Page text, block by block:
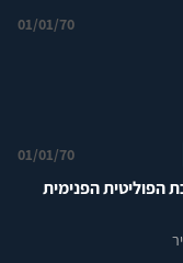
01/01/70
01/01/70
הפוליטית הפנימית